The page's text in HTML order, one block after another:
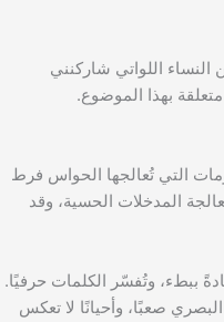
اللواتي شاركنني
بهذا الموضوع.
التي تُعالجها الحواس فرط
المدخلات الحسية، وقد
ببطء، وتُفسّر الكلمات حرفيًا.
صعبًا، وأحيانًا لا تعكس